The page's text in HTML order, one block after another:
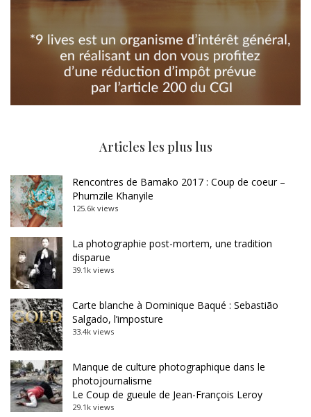
Articles les plus lus
Rencontres de Bamako 2017 : Coup de coeur –
Phumzile Khanyile
125.6k views
La photographie post-mortem, une tradition
disparue
39.1k views
Carte blanche à Dominique Baqué : Sebastião
Salgado, l’imposture
33.4k views
Manque de culture photographique dans le
photojournalisme
Le Coup de gueule de Jean-François Leroy
29.1k views